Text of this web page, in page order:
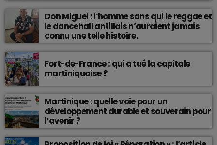
Don Miguel : l’homme sans qui le reggae et
le dancehall antillais n’auraient jamais
connu une telle histoire.
Fort-de-France : qui a tué la capitale
martiniquaise ?
Martinique : quelle voie pour un
développement durable et souverain pour
l’avenir ?